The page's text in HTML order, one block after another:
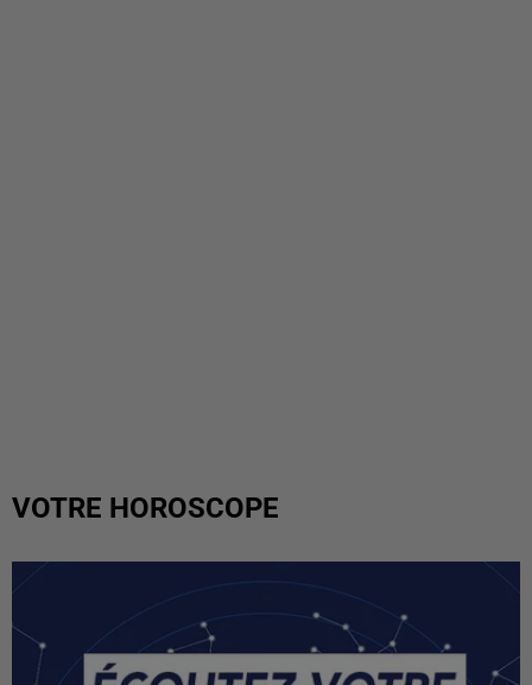
VOTRE HOROSCOPE